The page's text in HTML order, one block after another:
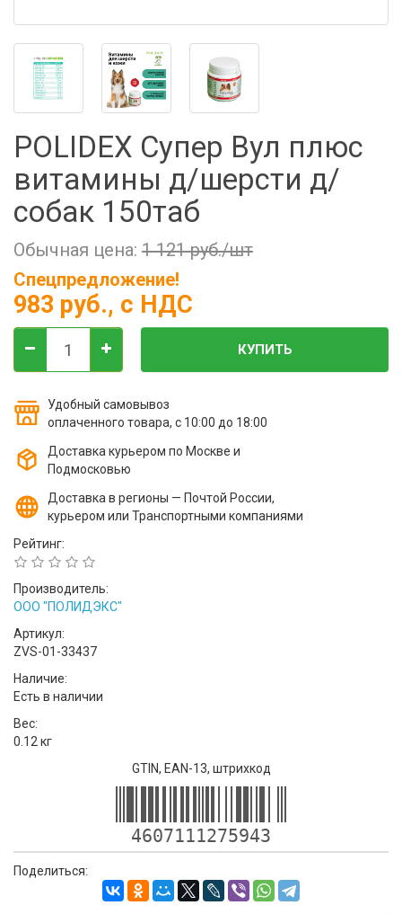
Электронная маркировка коров
Держатели лизунцов
POLIDEX Супер Вул плюс
витамины д/шерсти д/
собак 150таб
Обычная цена: 1 121 руб./шт
Спецпредложение!
983 руб., с НДС
КУПИТЬ
Удобный самовывоз
оплаченного товара, с 10:00 до 18:00
Доставка курьером по Москве и
Подмосковью
Доставка в регионы — Почтой России,
курьером или Транспортными компаниями
Рейтинг:
Производитель:
ООО "ПОЛИДЭКС"
Артикул:
ZVS-01-33437
Наличие:
Есть в наличии
Вес:
0.12 кг
GTIN, EAN-13, штрихкод
4607111275943
Поделиться: